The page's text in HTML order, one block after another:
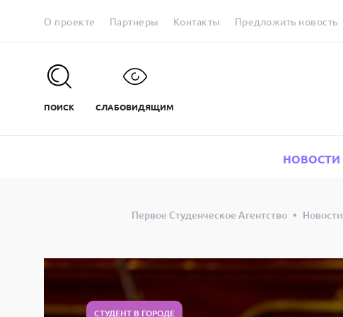
О проекте Партнеры Контакты Предложить новость
ПОИСК СЛАБОВИДЯЩИМ
НОВОСТИ
Первое Студенческое Агентство Новости
СТУДЕНТ В ГОРОДЕ